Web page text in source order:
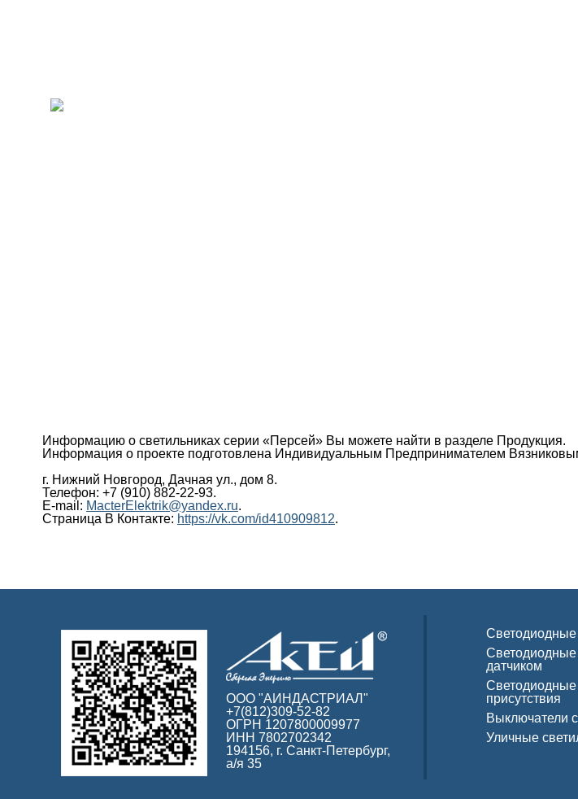
Информацию о светильниках серии «Персей» Вы можете найти в разделе Продукция.
Информация о проекте подготовлена Индивидуальным Предпринимателем
г. Нижний Новгород, Дачная ул., дом 8.
Телефон: +7 (910) 882-22-93.
E-mail: MacterElektrik@yandex.ru.
Страница В Контакте: https://vk.com/id410909812.
ООО "АИНДАСТРИАЛ"
+7(812)309-52-82
ОГРН 1207800009977
ИНН 7802702342
194156, г. Санкт-Петербург,
а/я 35
Светодиодные
датчиком
Светодиодные
присутствия
Выключатели
Уличные